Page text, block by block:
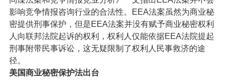
影响竞争情报咨询行业的合法性。EEA法案虽然为商业秘
密提供刑事保护，但是EEA法案并没有赋予商业秘密权利
人向联邦法院起诉的权利，权利人仅能依据EEA法院提起
刑事附带民事诉讼，这无疑限制了权利人民事救济的途
径。
美国商业秘密保护法出台